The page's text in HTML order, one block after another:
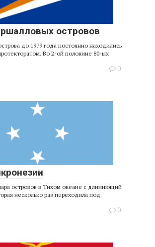
островов
до 1979 года постоянно находились
Во 2-ой половине 80-ых
0
островов в Тихом океане с длиннющий
несколько раз переходила под
0